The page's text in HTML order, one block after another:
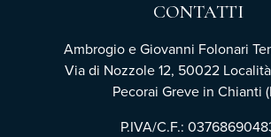
CONTATTI
Ambrogio e Giovanni Folonari
Via di Nozzole 12, 50022
Pecorai Greve in Chianti
P.IVA/C.F.: